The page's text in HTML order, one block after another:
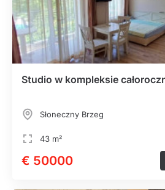
Studio w kompleksie
Słoneczny Brzeg
43 m²
€ 50000